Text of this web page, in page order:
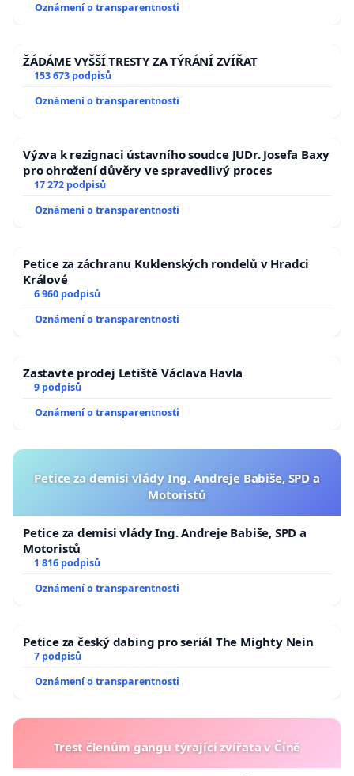
Oznámení o transparentnosti
ŽÁDÁME VYŠŠÍ TRESTY ZA TÝRÁNÍ ZVÍŘAT
153 673 podpisů
Oznámení o transparentnosti
Výzva k rezignaci ústavního soudce JUDr. Josefa Baxy
pro ohrožení důvěry ve spravedlivý proces
17 272 podpisů
Oznámení o transparentnosti
Petice za záchranu Kuklenských rondelů v Hradci
Králové
6 960 podpisů
Oznámení o transparentnosti
Zastavte prodej Letiště Václava Havla
9 podpisů
Oznámení o transparentnosti
Petice za demisi vlády Ing. Andreje Babiše, SPD a
Motoristů
Petice za demisi vlády Ing. Andreje Babiše, SPD a
Motoristů
1 816 podpisů
Oznámení o transparentnosti
Petice za český dabing pro seriál The Mighty Nein
7 podpisů
Oznámení o transparentnosti
Trest členům gangu týrající zvířata v Číně